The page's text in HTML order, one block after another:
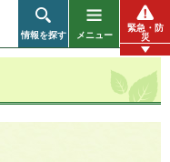
情報を探す メニュー
緊急・防
災